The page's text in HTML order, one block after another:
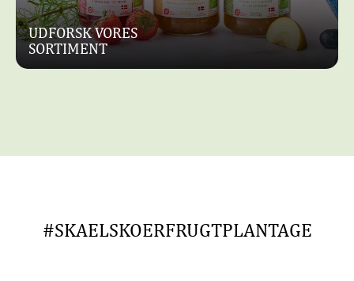
UDFORSK VORES
SORTIMENT
#SKAELSKOERFRUGTPLANTAGE